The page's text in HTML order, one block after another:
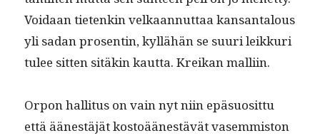
Voidaan tietenkin velka­an­nut­taa kansan­talous
yli sadan pros­entin, kyl­lähän se suuri leikkuri
tulee sit­ten sitäkin kaut­ta. Kreikan malliin.
Orpon hal­li­tus on vain nyt niin epä­su­osit­tu
että äänestäjät kos­toäänestävät vasem­mis­ton